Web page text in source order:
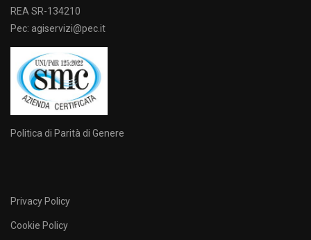
REA SR-134210
Pec: agiservizi@pec.it
Politica di Parità di Genere
Privacy Policy
Cookie Policy